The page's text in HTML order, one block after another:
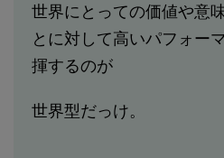
世界にとっての価値や意
とに対して高いパフォー
揮するのが
世界型だっけ。